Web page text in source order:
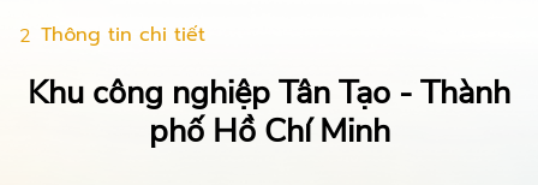
2 Thông tin chi tiết
Khu công nghiệp Tân Tạo - Thành
phố Hồ Chí Minh